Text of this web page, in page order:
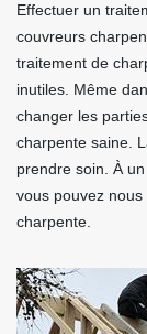
Effectuer un
couvreurs
traitement de
inutiles. Même
changer les
charpente saine.
prendre soin. À
vous pouvez
charpente.